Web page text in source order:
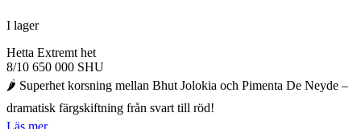
I lager
Hetta Extremt het
8/10 650 000 SHU
🌶️ Superhet korsning mellan Bhut Jolokia och Pimenta De Neyde –
dramatisk färgskiftning från svart till röd!
Läs mer